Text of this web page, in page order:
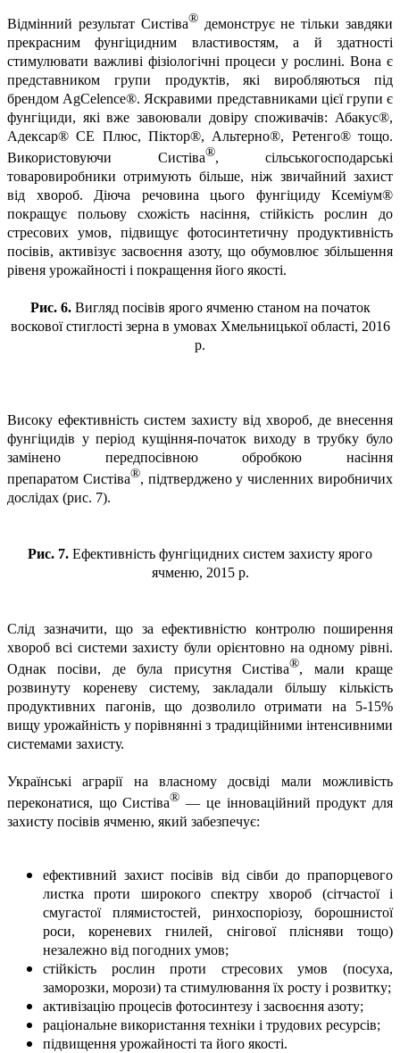
Відмінний результат Систіва® демонструє не тільки завдяки
прекрасним фунгіцидним властивостям, а й здатності
стимулювати важливі фізіологічні процеси у рослині. Вона є
представником групи продуктів, які виробляються під
брендом AgCelence®. Яскравими представниками цієї групи є
фунгіциди, які вже завоювали довіру споживачів: Абакус®,
Адексар® СЕ Плюс, Піктор®, Альтерно®, Ретенго® тощо.
Використовуючи Систіва®, сільськогосподарські
товаровиробники отримують більше, ніж звичайний захист
від хвороб. Діюча речовина цього фунгіциду Ксеміум®
покращує польову схожість насіння, стійкість рослин до
стресових умов, підвищує фотосинтетичну продуктивність
посівів, активізує засвоєння азоту, що обумовлює збільшення
рівеня урожайності і покращення його якості.
Рис. 6.Вигляд посівів ярого ячменю станом на початок
воскової стиглості зерна в умовах Хмельницької області, 2016
р.
Високу ефективність систем захисту від хвороб, де внесення
фунгіцидів у період кущіння-початок виходу в трубку було
замінено передпосівною обробкою насіння
препаратом Систіва®, підтверджено у численних виробничих
дослідах (рис. 7).
Рис. 7. Ефективність фунгіцидних систем захисту ярого
ячменю, 2015 р.
Слід зазначити, що за ефективністю контролю поширення
хвороб всі системи захисту були орієнтовно на одному рівні.
Однак посіви, де була присутняСистіва®, мали краще
розвинуту кореневу систему, закладали більшу кількість
продуктивних пагонів, що дозволило отримати на 5-15%
вищу урожайність у порівнянні з традиційними інтенсивними
системами захисту.
Українські аграрії на власному досвіді мали можливість
переконатися, щоСистіва® — це інноваційний продукт для
захисту посівів ячменю, який забезпечує:
ефективний захист посівів від сівби до прапорцевого
листка проти широкого спектру хвороб (сітчастої і
смугастої плямистостей, ринхоспоріозу, борошнистої
роси, кореневих гнилей, снігової плісняви тощо)
незалежно від погодних умов;
стійкість рослин проти стресових умов (посуха,
заморозки, морози) та стимулювання їх росту і розвитку;
активізацію процесів фотосинтезу і засвоєння азоту;
раціональне використання техніки і трудових ресурсів;
підвищення урожайності та його якості.